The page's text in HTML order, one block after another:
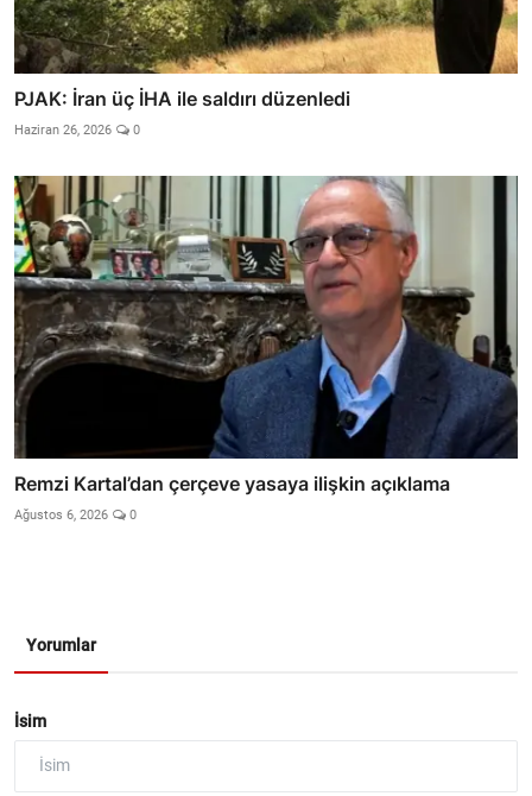
PJAK: İran üç İHA ile saldırı düzenledi
Haziran 26, 2026 0
Remzi Kartal’dan çerçeve yasaya ilişkin açıklama
Ağustos 6, 2026 0
Yorumlar
İsim